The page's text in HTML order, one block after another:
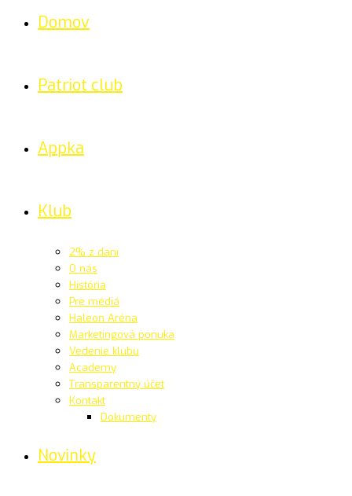
Domov
Patriot club
Appka
Klub
2% z daní
O nás
História
Pre médiá
Haleon Aréna
Marketingová ponuka
Vedenie klubu
Academy
Transparentný účet
Kontakt
Dokumenty
Novinky